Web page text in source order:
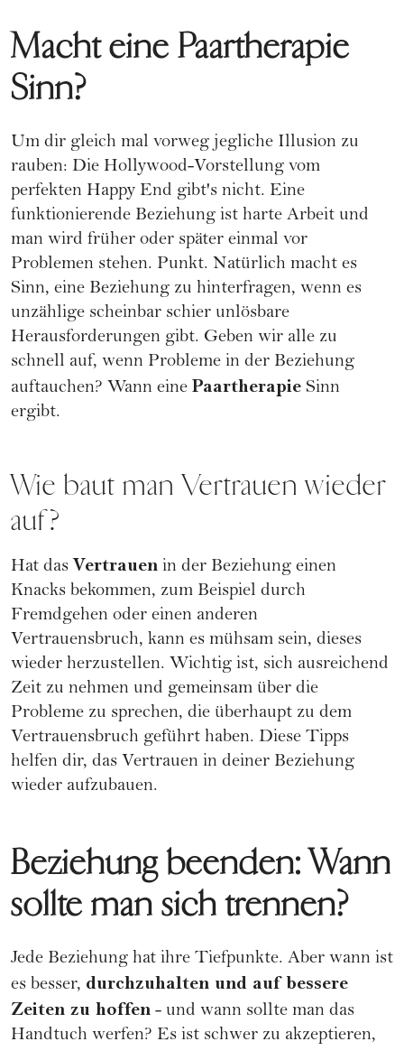
Macht eine Paartherapie
Sinn?
Um dir gleich mal vorweg jegliche Illusion zu
rauben: Die Hollywood-Vorstellung vom
perfekten Happy End gibt's nicht. Eine
funktionierende Beziehung ist harte Arbeit und
man wird früher oder später einmal vor
Problemen stehen. Punkt. Natürlich macht es
Sinn, eine Beziehung zu hinterfragen, wenn es
unzählige scheinbar schier unlösbare
Herausforderungen gibt. Geben wir alle zu
schnell auf, wenn Probleme in der Beziehung
auftauchen? Wann eine Paartherapie Sinn
ergibt.
Wie baut man Vertrauen wieder
auf?
Hat das Vertrauen in der Beziehung einen
Knacks bekommen, zum Beispiel durch
Fremdgehen oder einen anderen
Vertrauensbruch, kann es mühsam sein, dieses
wieder herzustellen. Wichtig ist, sich ausreichend
Zeit zu nehmen und gemeinsam über die
Probleme zu sprechen, die überhaupt zu dem
Vertrauensbruch geführt haben. Diese Tipps
helfen dir, das Vertrauen in deiner Beziehung
wieder aufzubauen.
Beziehung beenden: Wann
sollte man sich trennen?
Jede Beziehung hat ihre Tiefpunkte. Aber wann ist
es besser, durchzuhalten und auf bessere
Zeiten zu hoffen - und wann sollte man das
Handtuch werfen? Es ist schwer zu akzeptieren,